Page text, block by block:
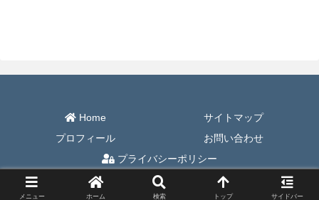
Home
サイトマップ
プロフィール
お問い合わせ
プライバシーポリシー
© 2023 piano-gift.
メニュー ホーム 検索 トップ サイドバー